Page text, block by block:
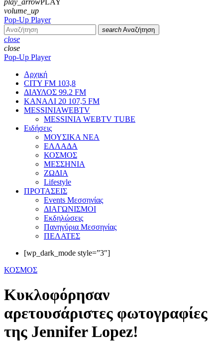
play_arrowPLAY
volume_up
Pop-Up Player
search Αναζήτηση
close
close
Pop-Up Player
Αρχική
CITY FM 103,8
ΔΙΑΥΛΟΣ 99.2 FM
ΚΑΝΑΛΙ 20 107,5 FM
MESSINIAWEBTV
MESSINIA WEBTV TUBE
Eιδήσεις
ΜΟΥΣΙΚΑ ΝΕΑ
ΕΛΛΑΔΑ
ΚΟΣΜΟΣ
ΜΕΣΣΗΝΙΑ
ΖΩΔΙΑ
Lifestyle
ΠΡΟΤΑΣΕΙΣ
Events Μεσσηνίας
ΔΙΑΓΩΝΙΣΜΟΙ
Εκδηλώσεις
Πανηγύρια Μεσσηνίας
ΠΕΛΑΤΕΣ
[wp_dark_mode style=”3″]
ΚΟΣΜΟΣ
Κυκλοφόρησαν
αρετουσάριστες φωτογραφίες
της Jennifer Lopez!